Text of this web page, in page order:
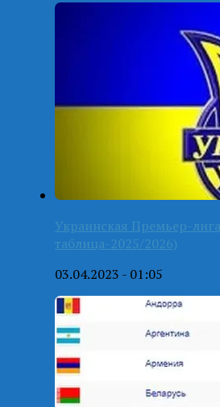
Украинская Премьер-
таблица-2025/2026)
03.04.2023 - 01:05